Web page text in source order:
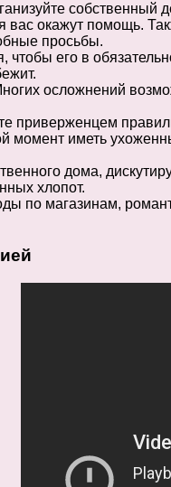
собственный
окажут помощь.
просьбы.
чтобы его в
осложнений
приверженцем
момент иметь
дома,
хлопот.
по магазинам,